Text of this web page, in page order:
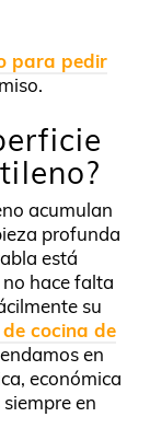
para pedir
acumulan
profunda
está
hace falta
su
cocina de
en
económica
en